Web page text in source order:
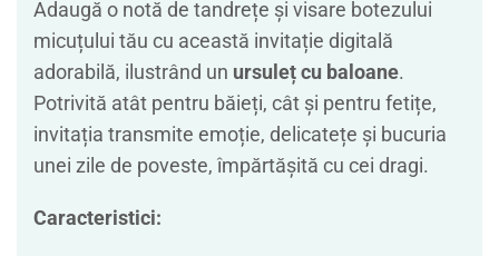
Adaugă o notă de tandrețe și visare botezului
micuțului tău cu această invitație digitală
adorabilă, ilustrând un ursuleț cu baloane.
Potrivită atât pentru băieți, cât și pentru fetițe,
invitația transmite emoție, delicatețe și bucuria
unei zile de poveste, împărtășită cu cei dragi.
Caracteristici: